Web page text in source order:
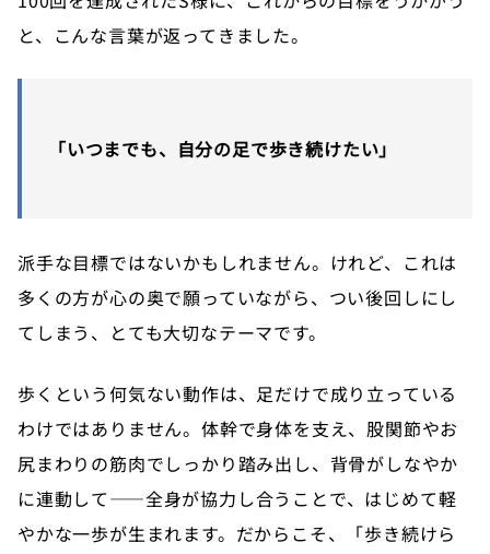
と、こんな言葉が返ってきました。
「いつまでも、自分の足で歩き続けたい」
派手な目標ではないかもしれません。けれど、これは
多くの方が心の奥で願っていながら、つい後回しにし
てしまう、とても大切なテーマです。
歩くという何気ない動作は、足だけで成り立っている
わけではありません。体幹で身体を支え、股関節やお
尻まわりの筋肉でしっかり踏み出し、背骨がしなやか
に連動して——全身が協力し合うことで、はじめて軽
やかな一歩が生まれます。だからこそ、「歩き続けら